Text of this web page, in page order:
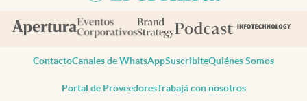
ContactoCanales de WhatsAppSuscribiteQuiénes Somos
Portal de ProveedoresTrabajá con nosotros